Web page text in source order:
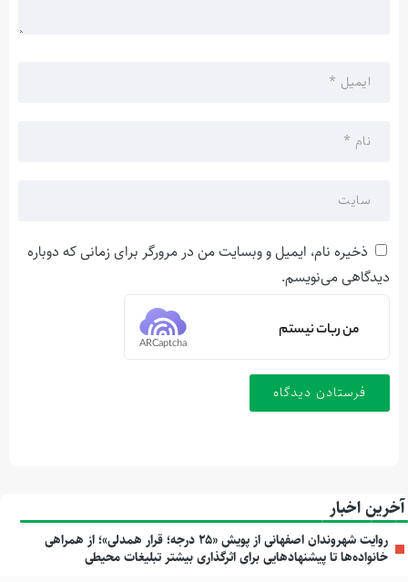
ذخیره نام، ایمیل و وبسایت من در مرورگر برای زمانی که دوباره
دیدگاهی می‌نویسم.
من ربات نیستم
ARCaptcha
آخرین اخبار
روایت شهروندان اصفهانی از پویش «۲۵ درجه؛ قرار همدلی»؛ از همراهی
خانواده‌ها تا پیشنهادهایی برای اثرگذاری بیشتر تبلیغات محیطی